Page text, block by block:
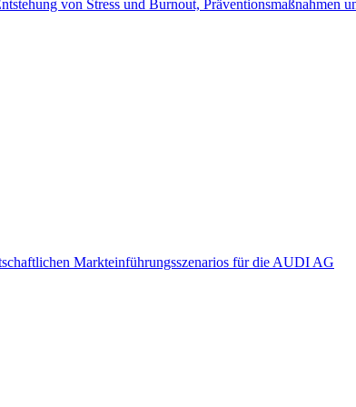
von Stress und Burnout, Präventionsmaßnahmen
Markteinführungsszenarios für die AUDI AG